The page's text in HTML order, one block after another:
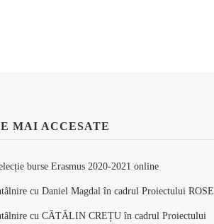
MAI ACCESATE
burse Erasmus 2020-2021 online
cu Daniel Magdal în cadrul Proiectului ROSE
cu CĂTĂLIN CREȚU în cadrul Proiectului